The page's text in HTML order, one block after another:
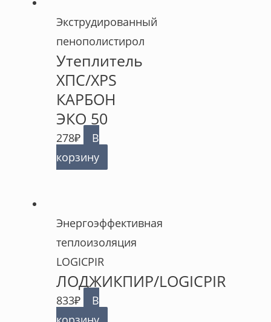
Экструдированный
пенополистирол
Утеплитель
ХПС/XPS
КАРБОН
ЭКО 50
278₽
В
корзину
Энергоэффективная
теплоизоляция
LOGICPIR
ЛОДЖИКПИР/LOGICPIR
833₽
В